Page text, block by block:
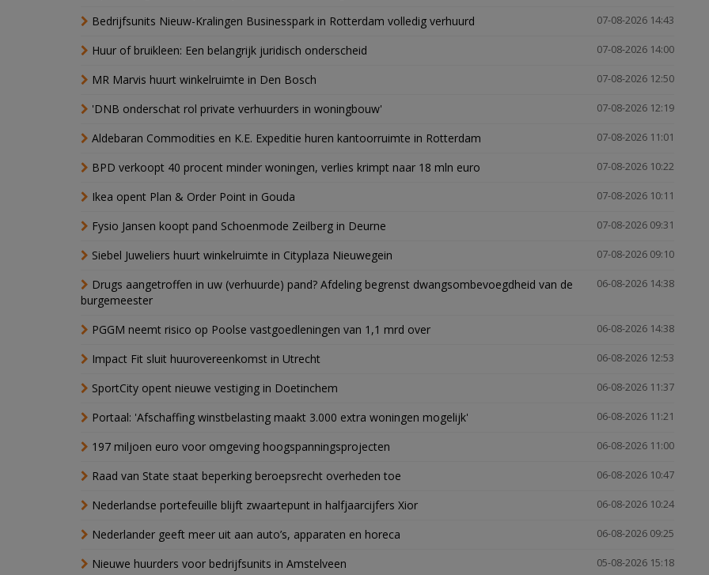
07-08-2026 14:43
Bedrijfsunits Nieuw-Kralingen Businesspark in Rotterdam volledig verhuurd
07-08-2026 14:00
Huur of bruikleen: Een belangrijk juridisch onderscheid
07-08-2026 12:50
MR Marvis huurt winkelruimte in Den Bosch
07-08-2026 12:19
'DNB onderschat rol private verhuurders in woningbouw'
07-08-2026 11:01
Aldebaran Commodities en K.E. Expeditie huren kantoorruimte in Rotterdam
07-08-2026 10:22
BPD verkoopt 40 procent minder woningen, verlies krimpt naar 18 mln euro
07-08-2026 10:11
Ikea opent Plan & Order Point in Gouda
07-08-2026 09:31
Fysio Jansen koopt pand Schoenmode Zeilberg in Deurne
07-08-2026 09:10
Siebel Juweliers huurt winkelruimte in Cityplaza Nieuwegein
06-08-2026 14:38
Drugs aangetroffen in uw (verhuurde) pand? Afdeling begrenst dwangsombevoegdheid van de
burgemeester
06-08-2026 14:38
PGGM neemt risico op Poolse vastgoedleningen van 1,1 mrd over
06-08-2026 12:53
Impact Fit sluit huurovereenkomst in Utrecht
06-08-2026 11:37
SportCity opent nieuwe vestiging in Doetinchem
06-08-2026 11:21
Portaal: 'Afschaffing winstbelasting maakt 3.000 extra woningen mogelijk'
06-08-2026 11:00
197 miljoen euro voor omgeving hoogspanningsprojecten
06-08-2026 10:47
Raad van State staat beperking beroepsrecht overheden toe
06-08-2026 10:24
Nederlandse portefeuille blijft zwaartepunt in halfjaarcijfers Xior
06-08-2026 09:25
Nederlander geeft meer uit aan auto’s, apparaten en horeca
05-08-2026 15:18
Nieuwe huurders voor bedrijfsunits in Amstelveen